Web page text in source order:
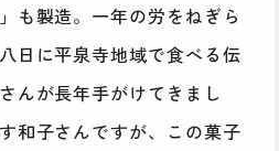
も製造。一年の労をねぎら
日に平泉寺地域で食べる伝
んが長年手がけてきまし
和子さんですが、この菓子